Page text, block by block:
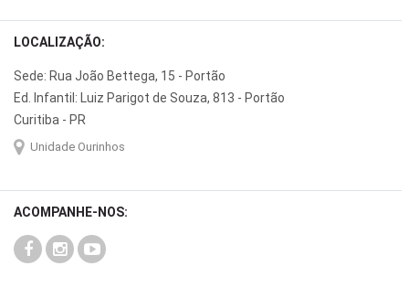
LOCALIZAÇÃO:
Sede: Rua João Bettega, 15 - Portão
Ed. Infantil: Luiz Parigot de Souza, 813 - Portão
Curitiba - PR
Unidade Ourinhos
ACOMPANHE-NOS: